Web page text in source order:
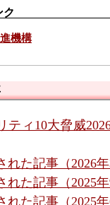
ク
機構
ティ10大脅威
れた記事（2026年
れた記事（2025年
れた記事（2025年